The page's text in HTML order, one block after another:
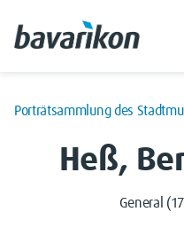
Porträtsammlung des
Heß,
General